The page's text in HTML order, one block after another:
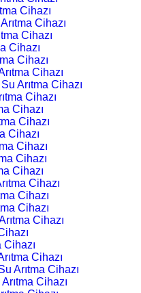
Cihazı
Cihazı
Cihazı
Cihazı
Cihazı
Cihazı
Arıtma Cihazı
Cihazı
Cihazı
Cihazı
Cihazı
Cihazı
Cihazı
Cihazı
Cihazı
Cihazı
Cihazı
Cihazı
Cihazı
Cihazı
Arıtma Cihazı
Cihazı